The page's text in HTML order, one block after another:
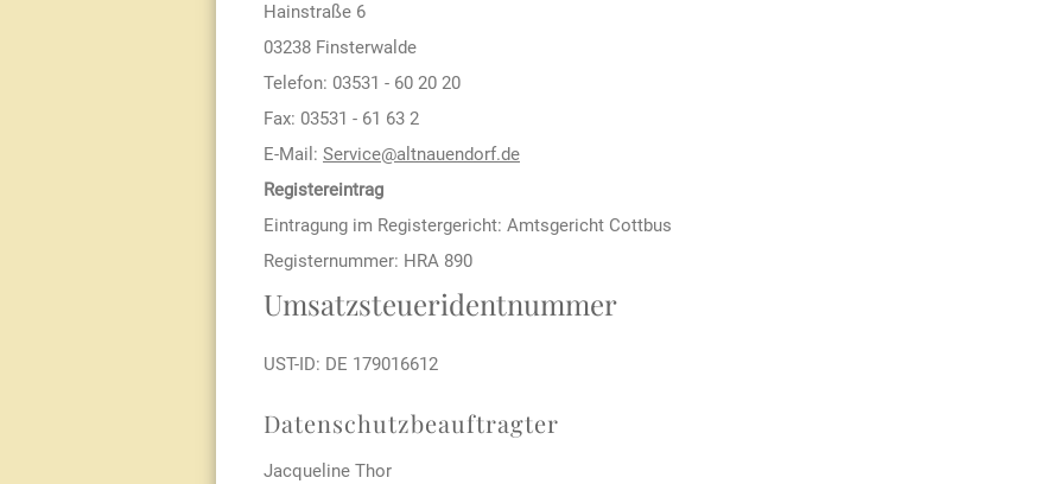
Hainstraße 6
03238 Finsterwalde
Telefon: 03531 - 60 20 20
Fax: 03531 - 61 63 2
E-Mail: Service@altnauendorf.de
Registereintrag
Eintragung im Registergericht: Amtsgericht Cottbus
Registernummer: HRA 890
Umsatzsteueridentnummer
UST-ID: DE 179016612
Datenschutzbeauftragter
Jacqueline Thor